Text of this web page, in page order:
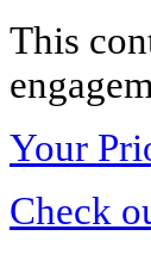
This
Your
Check